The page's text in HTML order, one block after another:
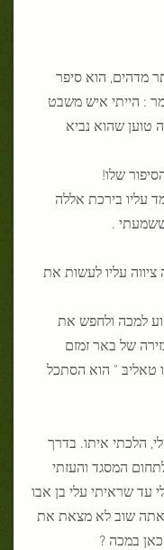
מדהים, הוא סיפר
: הייתי איש משבט
טוען שהוא נביא
שלו!
עליו בירכת אללה
.
עליו לעשות את
למכה ולחפש את
של באר זמזם
טאליבּ " הוא הסתכל
הלכתי איתו. בדרך
המסגד והעזתי
עד שראיתי עלי בן אבו
אתה שוב לא מצאת את
במכה ?